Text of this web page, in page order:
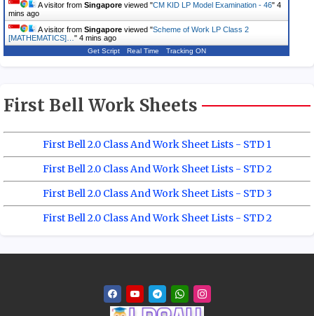
A visitor from Singapore viewed "CM KID LP Model Examination - 46" 4
mins ago
A visitor from Singapore viewed "Scheme of Work LP Class 2
[MATHEMATICS]… " 4 mins ago
Get Script Real Time Tracking ON
First Bell Work Sheets
First Bell 2.0 Class And Work Sheet Lists - STD 1
First Bell 2.0 Class And Work Sheet Lists - STD 2
First Bell 2.0 Class And Work Sheet Lists - STD 3
First Bell 2.0 Class And Work Sheet Lists - STD 2